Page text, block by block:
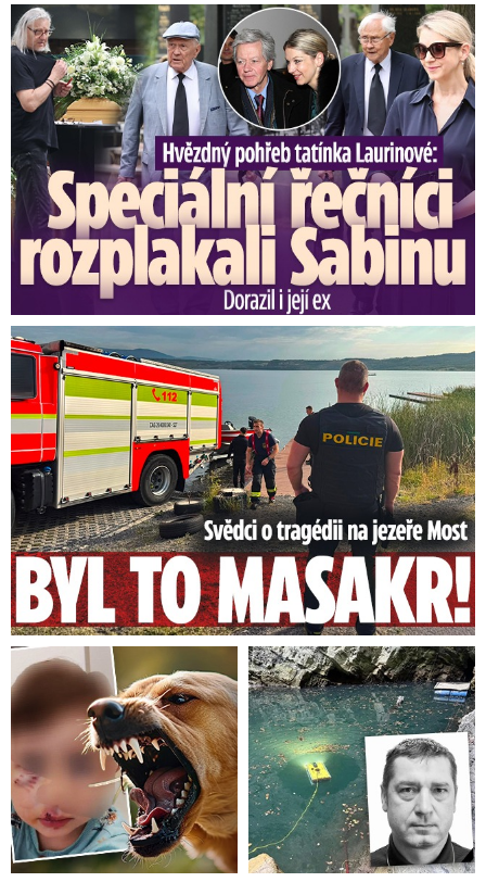
Speciální řečníci nad rakví Laurina: Rozbrečeli i dceru
Svědci o tragédii na jezeře Most: Byl to masakr!